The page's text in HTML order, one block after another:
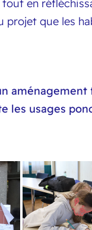
en
que les
les usages